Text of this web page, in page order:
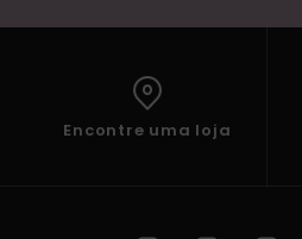
Encontre uma loja